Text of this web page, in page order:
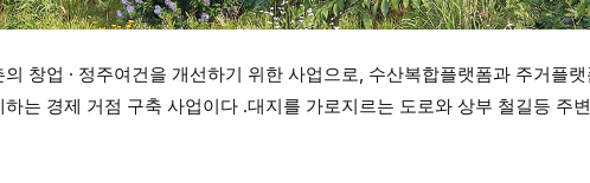
의 창업 · 정주여건을 개선하기 위한 사업으로, 수산복합플랫폼과 주거플
하는 경제 거점 구축 사업이다 .대지를 가로지르는 도로와 상부 철길등 주